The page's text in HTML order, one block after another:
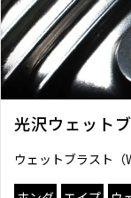
光沢ウェット
ウェットブラスト